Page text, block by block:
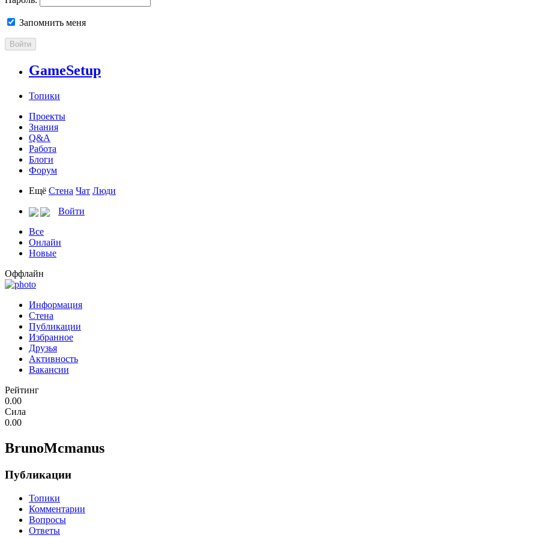
Запомнить меня
Войти
GameSetup
Топики
Проекты
Знания
Q&A
Работа
Блоги
Форум
Ещё Стена Чат Люди
Войти
Все
Онлайн
Новые
Оффлайн
Информация
Стена
Публикации
Избранное
Друзья
Активность
Вакансии
Рейтинг
0.00
Сила
0.00
BrunoMcmanus
Публикации
Топики
Комментарии
Вопросы
Ответы